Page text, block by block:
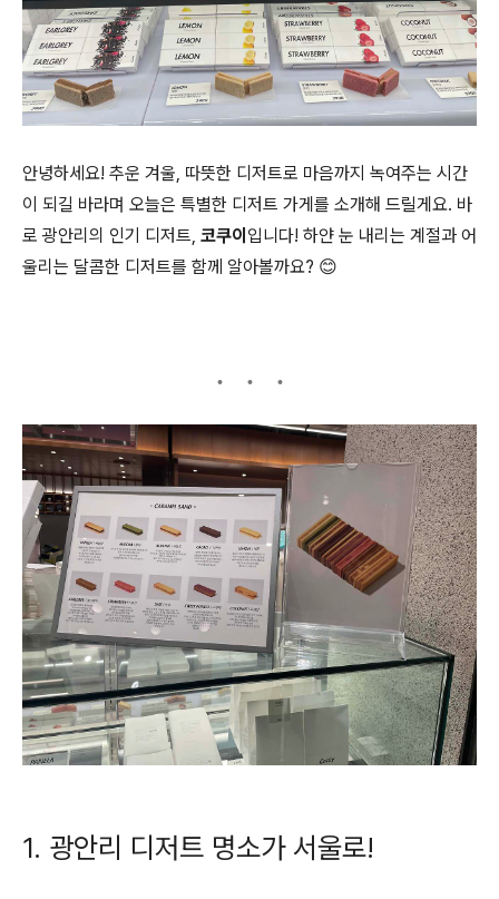
안녕하세요! 추운 겨울, 따뜻한 디저트로 마음까지 녹여주는 시간
이 되길 바라며 오늘은 특별한 디저트 가게를 소개해 드릴게요. 바
로 광안리의 인기 디저트, 코쿠이 입니다! 하얀 눈 내리는 계절과 어
울리는 달콤한 디저트를 함께 알아볼까요? 😊
1. 광안리 디저트 명소가 서울로!